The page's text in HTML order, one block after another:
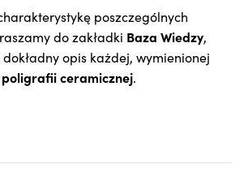
poszczególnych
do zakładki Baza Wiedzy,
opis każdej, wymienionej
ceramicznej.